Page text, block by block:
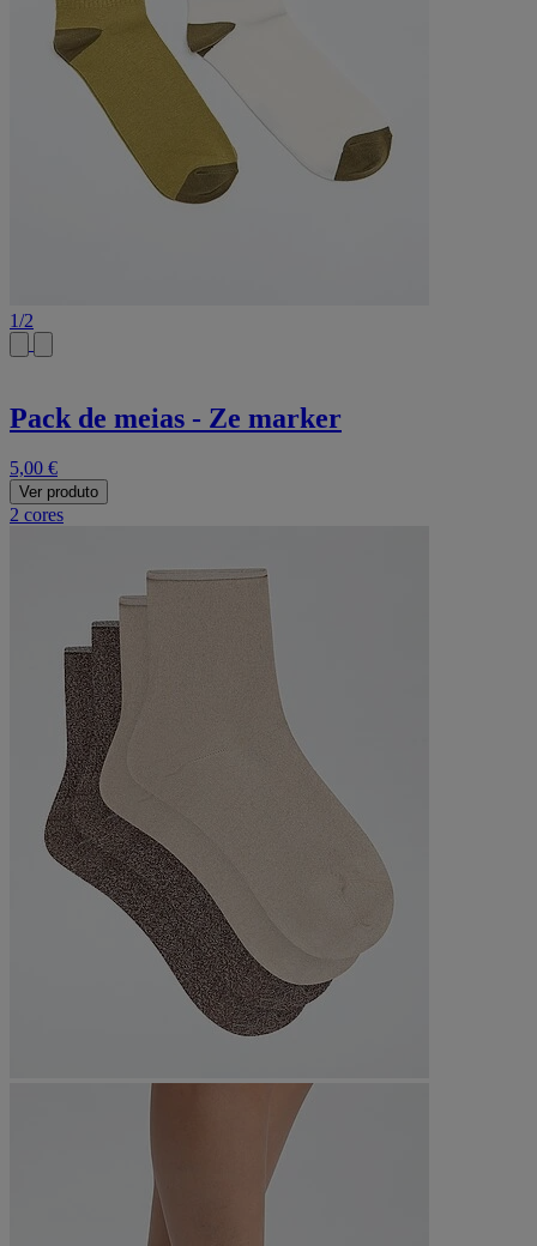
1/2
Pack de meias - Ze marker
5,00 €
Ver produto
2 cores